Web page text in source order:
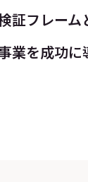
証フレー
業を成功